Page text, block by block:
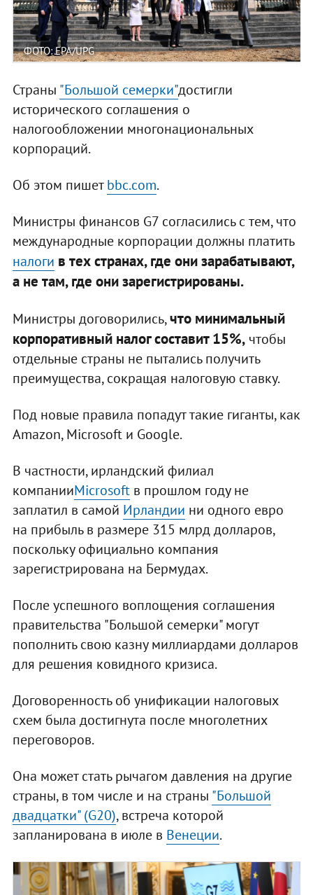
ФОТО: ЕРА/UPG
Страны "Большой семерки"достигли
исторического соглашения о
налогообложении многонациональных
корпораций.
Об этом пишетbbc.com.
Министры финансов G7 согласились с тем, что
международные корпорации должны платить
налоги в тех странах, где они зарабатывают,
а не там, где они зарегистрированы.
Министры договорились,что минимальный
корпоративный налог составит 15%,чтобы
отдельные страны не пытались получить
преимущества, сокращая налоговую ставку.
Под новые правила попадут такие гиганты, как
Amazon, Microsoft и Google.
В частности, ирландский филиал
компанииMicrosoftв прошлом году не
заплатил в самой Ирландии ни одного евро
на прибыль в размере 315 млрд долларов,
поскольку официально компания
зарегистрирована на Бермудах.
После успешного воплощения соглашения
правительства "Большой семерки" могут
пополнить свою казну миллиардами долларов
для решения ковидного кризиса.
Договоренность об унификации налоговых
схем была достигнута после многолетних
переговоров.
Она может стать рычагом давления на другие
страны, в том числе и на страны "Большой
двадцатки" (G20), встреча которой
запланирована в июле в Венеции.